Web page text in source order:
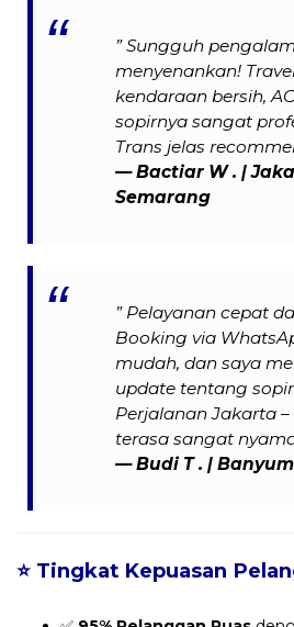
” Sungguh
menyenankan!
kendaraan bersih,
sopirnya sangat
Trans jelas
— Bactiar W . |
Semarang
” Pelayanan cepat
Booking via
mudah, dan saya
update tentang
Perjalanan Jakarta
terasa sangat
—Budi T . |
⭐ Tingkat Kepuasan